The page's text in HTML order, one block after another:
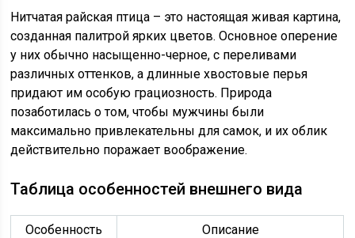
Нитчатая райская птица – это настоящая живая картина,
созданная палитрой ярких цветов. Основное оперение
у них обычно насыщенно-черное, с переливами
различных оттенков, а длинные хвостовые перья
придают им особую грациозность. Природа
позаботилась о том, чтобы мужчины были
максимально привлекательны для самок, и их облик
действительно поражает воображение.
Таблица особенностей внешнего вида
Особенность
Описание